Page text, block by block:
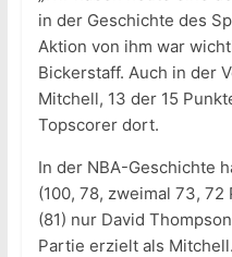
in der Geschichte des
Aktion von ihm war
Bickerstaff. Auch in der
Mitchell, 13 der 15
Topscorer dort.
In der NBA-Geschichte
(100, 78, zweimal 73,
(81) nur David
Partie erzielt als